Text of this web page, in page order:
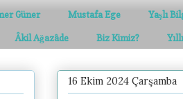
Güner Mustafa Ege Yaşlı
Âkil Ağazâde Biz Kimiz?
16 Ekim 2024 Çarşamba